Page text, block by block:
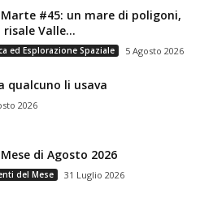
Marte #45: un mare di poligoni,
Valle...
ed Esplorazione Spaziale 5 Agosto 2026
qualcuno li usava
2026
di Agosto 2026
del Mese 31 Luglio 2026